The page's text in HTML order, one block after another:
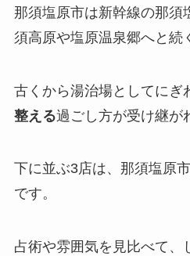
那須塩原市は新幹線の那須
須高原や塩原温泉郷へと続
古くから湯治場としてにぎ
整える過ごし方が受け継が
下に並ぶ3店は、那須塩原
です。
占術や雰囲気を見比べて、